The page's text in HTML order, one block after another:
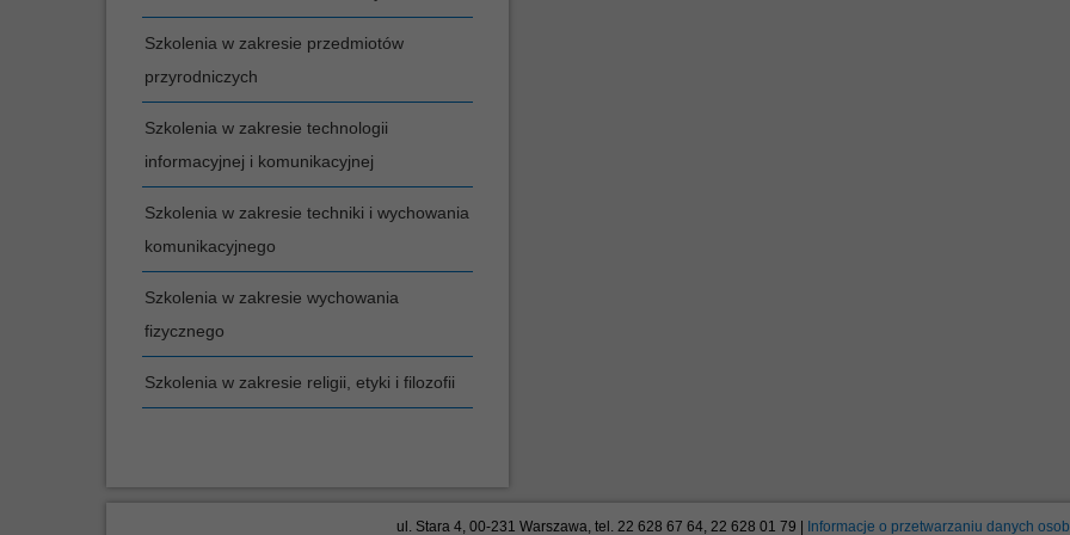
Szkolenia w zakresie przedmiotów
przyrodniczych
Szkolenia w zakresie technologii
informacyjnej i komunikacyjnej
Szkolenia w zakresie techniki i wychowania
komunikacyjnego
Szkolenia w zakresie wychowania
fizycznego
Szkolenia w zakresie religii, etyki i filozofii
ul. Stara 4, 00-231 Warszawa, tel. 22 628 67 64, 22 628 01 79 | Informacje o przetwarzaniu danych